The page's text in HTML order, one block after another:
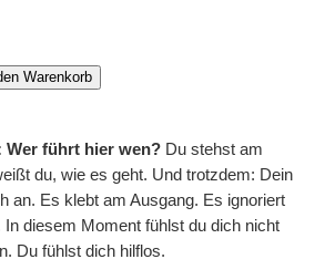
O
T
Warenkorb
Wer führt hier wen?Du stehst am
du, wie es geht. Und trotzdem: Dein
an. Es klebt am Ausgang. Es ignoriert
In diesem Moment fühlst du dich nicht
Du fühlst dich hilflos.